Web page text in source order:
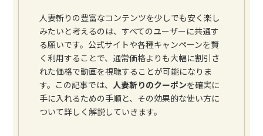
人妻斬りの豊富なコンテンツを少しでも安く楽し
みたいと考えるのは、すべてのユーザーに共通す
る願いです。公式サイトや各種キャンペーンを賢
く利用することで、通常価格よりも大幅に割引さ
れた価格で動画を視聴することが可能になりま
す。この記事では、人妻斬りのクーポンを確実に
手に入れるための手順と、その効果的な使い方に
ついて詳しく解説していきます。